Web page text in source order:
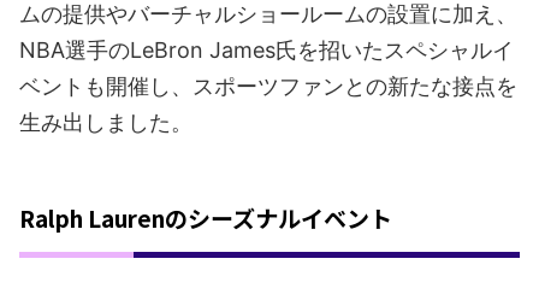
ムの提供やバーチャルショールームの設置に加え、
NBA選手のLeBron James氏を招いたスペシャルイ
ベントも開催し、スポーツファンとの新たな接点を
生み出しました。
Ralph Laurenのシーズナルイベント